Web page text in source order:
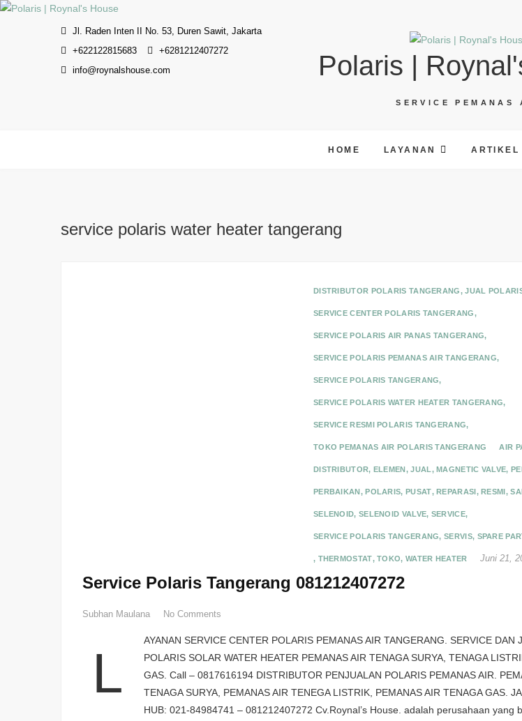
Skip
Jl. Raden Inten II No. 53, Duren Sawit, Jakarta
+622122815683
+6281212407272
info@roynalshouse.com
Polaris |
SERVICE PEMANAS
HOME LAYANAN ARTIKEL
service polaris water heater tangerang
DISTRIBUTOR POLARIS TANGERANG,JUAL
SERVICE CENTER POLARIS TANGERANG,
SERVICE POLARIS AIR PANAS TANGERANG,
SERVICE POLARIS PEMANAS AIR TANGERANG,
SERVICE POLARIS TANGERANG,
SERVICE POLARIS WATER HEATER TANGERANG,
SERVICE RESMI POLARIS TANGERANG,
TOKO PEMANAS AIR POLARIS TANGERANG AIR
DISTRIBUTOR, ELEMEN,JUAL,MAGNETIC VALVE,
PERBAIKAN,POLARIS, PUSAT,REPARASI,RESMI,
SELENOID, SELENOID VALVE, SERVICE,
SERVICE POLARIS TANGERANG,SERVIS, SPARE
, THERMOSTAT,TOKO, WATER HEATER Juni 21,
Service Polaris Tangerang 081212407272
Subhan Maulana No Comments
L
AYANAN SERVICE CENTER POLARIS PEMANAS AIR TANGERANG. SERVICE DAN
POLARIS SOLAR WATER HEATER PEMANAS AIR TENAGA SURYA, TENAGA
GAS. Call – 0817616194 DISTRIBUTOR PENJUALAN POLARIS PEMANAS AIR.
TENAGA SURYA, PEMANAS AIR TENEGA LISTRIK, PEMANAS AIR TENAGA GAS.
HUB: 021-84984741 – 081212407272 Cv.Roynal’s House. adalah perusahaan yang